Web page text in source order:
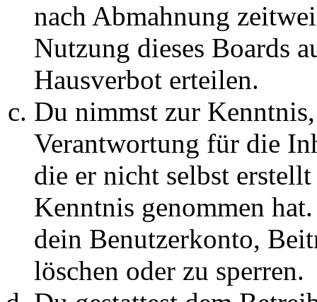
nach Abmahnung
Nutzung dieses Boards
Hausverbot erteilen.
Du nimmst zur
Verantwortung für die
die er nicht selbst
Kenntnis genommen
dein Benutzerkonto,
löschen oder zu sperren.